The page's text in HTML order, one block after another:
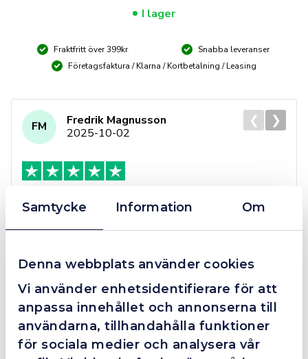
Samtycke Information Om
Denna webbplats använder cookies
Vi använder enhetsidentifierare för att
anpassa innehållet och annonserna till
användarna, tillhandahålla funktioner
för sociala medier och analysera vår
I lager
Fraktfritt över 399kr
Snabba leveranser
Företagsfaktura / Klarna / Kortbetalning / Leasing
4.4 10 Reviews
FM
Fredrik Magnusson
2025-10-02
Grym service!
så agerade dom blixtsnabbt och löste det långt över
förväntan. Hade kontakt med Alexander, som förtjänar
en extra guldstjärna.
❮ ❯